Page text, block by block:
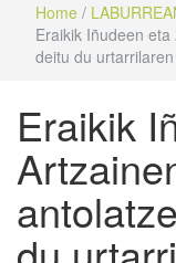
Home /
Eraikik Iñudeen
deitu du
Eraikik